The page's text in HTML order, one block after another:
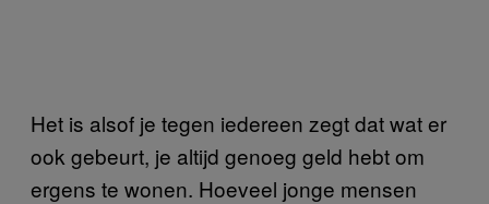
Het is alsof je tegen iedereen zegt dat wat er
ook gebeurt, je altijd genoeg geld hebt om
ergens te wonen. Hoeveel jonge mensen